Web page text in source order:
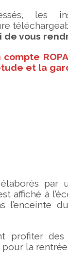
les
de vous
compte
et la
par
affiché à
l’enceinte
profiter
la rentrée